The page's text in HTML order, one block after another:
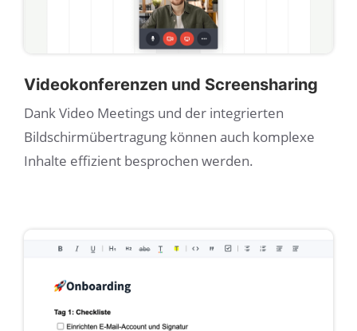
Videokonferenzen und Screensharing
Dank Video Meetings und der integrierten
Bildschirmübertragung können auch komplexe
Inhalte effizient besprochen werden.